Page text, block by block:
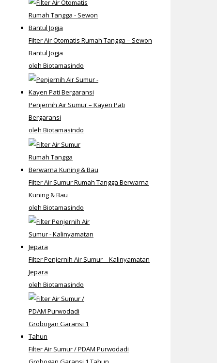
Filter Air Otomatis Rumah Tangga – Sewon
Bantul Jogja
oleh Biotamasindo
Penjernih Air Sumur – Kayen Pati
Bergaransi
oleh Biotamasindo
Filter Air Sumur Rumah Tangga Berwarna
Kuning & Bau
oleh Biotamasindo
Filter Penjernih Air Sumur – Kalinyamatan
Jepara
oleh Biotamasindo
Filter Air Sumur / PDAM Purwodadi